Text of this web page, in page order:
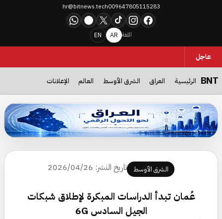
hr@bitnews.tech009647805115283
Facebook
Instagram
TikTok
X
Telegram
WhatsApp
اللغة AR
EN
عاجل
الرئيسية العراق الشرق الأوسط العالم الإعلانات BNT
الشرق الأوسط تاريخ النشر: 2026/04/26
عُمان تبدأ الدراسات المبكرة لإطلاق شبكات
الجيل السادس 6G